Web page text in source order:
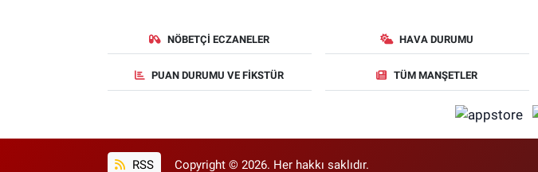
NÖBETÇI ECZANELER HAVA DURUMU
PUAN DURUMU VE FIKSTÜR TÜM MANŞETLER
RSS Copyright © 2026. Her hakkı saklıdır.